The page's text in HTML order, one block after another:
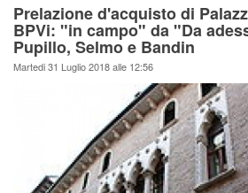
Prelazione d'acquisto di
BPVi: "in campo" da "Da
Pupillo, Selmo e Bandin
Martedi 31 Luglio 2018 alle 12:56